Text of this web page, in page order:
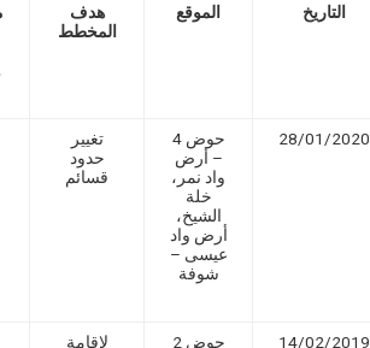
التاريخ الموقع
هدف
المخطط
28/01/2020
حوض 4
– أرض
واد نمر،
خلة
الشيخ،
أرض واد
عيسى –
شوفة
تغيير
حدود
قسائم
14/02/2019
حوض 2
لإقامة